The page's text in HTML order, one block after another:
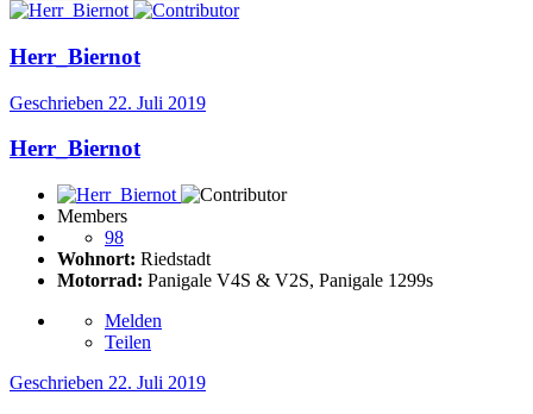
Herr_Biernot
Geschrieben 22. Juli 2019
Herr_Biernot
Members
98
Wohnort: Riedstadt
Motorrad: Panigale V4S & V2S, Panigale 1299s
Melden
Teilen
Geschrieben 22. Juli 2019